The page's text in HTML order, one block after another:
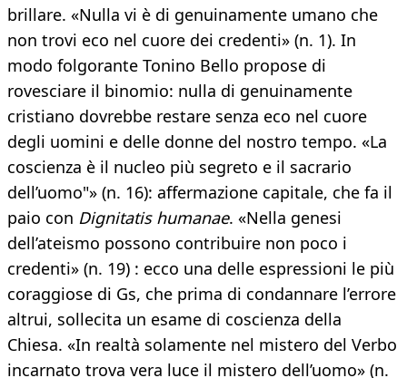
brillare. «Nulla vi è di genuinamente umano che
non trovi eco nel cuore dei credenti» (n. 1). In
modo folgorante Tonino Bello propose di
rovesciare il binomio: nulla di genuinamente
cristiano dovrebbe restare senza eco nel cuore
degli uomini e delle donne del nostro tempo. «La
coscienza è il nucleo più segreto e il sacrario
dell’uomo"» (n. 16): affermazione capitale, che fa il
paio con Dignitatis humanae. «Nella genesi
dell’ateismo possono contribuire non poco i
credenti» (n. 19) : ecco una delle espressioni le più
coraggiose di Gs, che prima di condannare l’errore
altrui, sollecita un esame di coscienza della
Chiesa. «In realtà solamente nel mistero del Verbo
incarnato trova vera luce il mistero dell’uomo» (n.